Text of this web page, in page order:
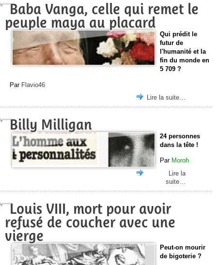
Baba Vanga, celle qui remet le
peuple maya au placard
Qui prédit le
futur de
l'humanité et la
fin du monde en
5 709 ?
Par Flavio46
Lire la suite…
Billy Milligan
24 personnes
dans la tête !
Par Moroh
Lire la
suite…
Louis VIII, mort pour avoir
refusé de coucher avec une
vierge
Peut-on mourir
de bigoterie ?